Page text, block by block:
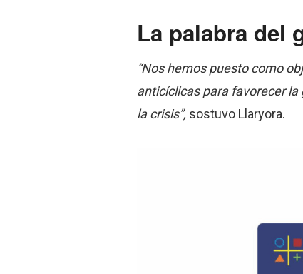
La palabra del
“Nos hemos puesto como
anticíclicas para favorecer
la crisis”, sostuvo Llaryora.